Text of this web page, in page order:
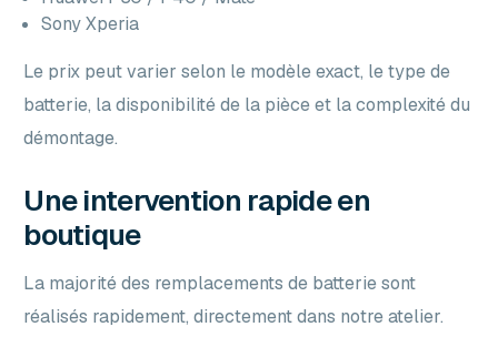
Sony Xperia
Le prix peut varier selon le modèle exact, le type de
batterie, la disponibilité de la pièce et la complexité du
démontage.
Une intervention rapide en
boutique
La majorité des remplacements de batterie sont
réalisés rapidement, directement dans notre atelier.